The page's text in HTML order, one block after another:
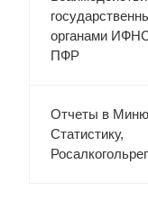
органами
ПФР
Отчеты в
Статистику,